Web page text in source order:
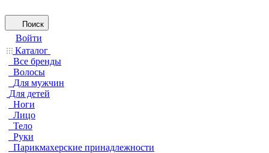
Поиск
Войти
Каталог
Все бренды
Волосы
Для мужчин
Для детей
Ноги
Лицо
Тело
Руки
Парикмахерские принадлежности